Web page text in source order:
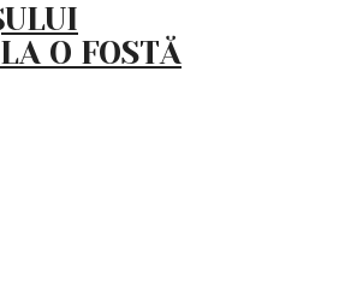
O FOSTĂ